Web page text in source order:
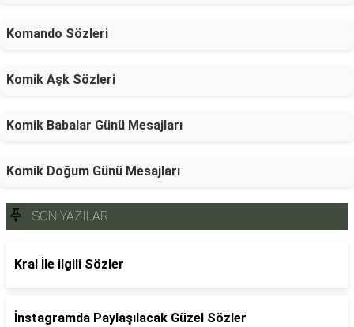
Komando Sözleri
Komik Aşk Sözleri
Komik Babalar Günü Mesajları
Komik Doğum Günü Mesajları
SON YAZILAR
Kral İle ilgili Sözler
İnstagramda Paylaşılacak Güzel Sözler